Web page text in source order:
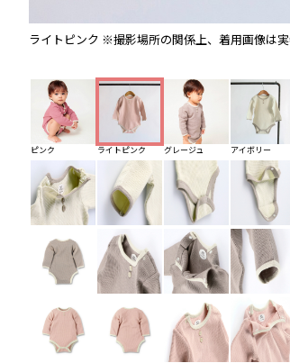
ライトピンク ※撮影場所の関係上、着用画像は実
ピンク ライトピンク グレージュ アイボリー